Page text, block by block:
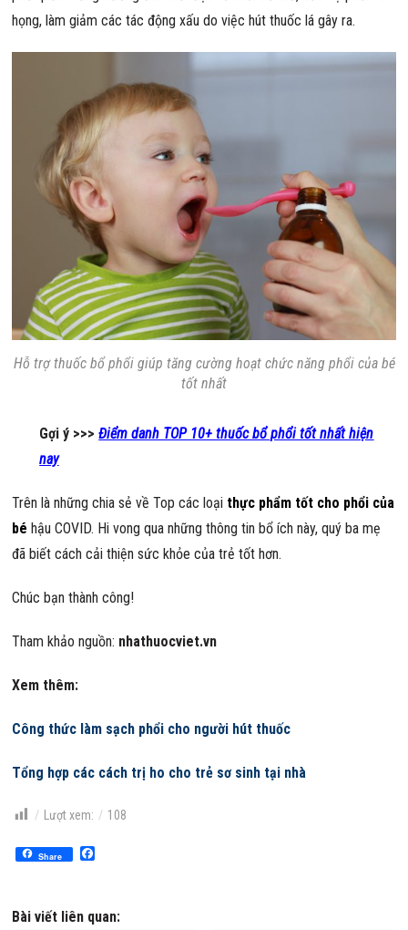
họng, làm giảm các tác động xấu do việc hút thuốc lá gây ra.
Hỗ trợ thuốc bổ phổi giúp tăng cường hoạt chức năng phổi của bé
tốt nhất
Gợi ý >>>Điểm danh TOP 10+ thuốc bổ phổi tốt nhất hiện
nay
Trên là những chia sẻ về Top các loại thực phẩm tốt cho phổi của
bé hậu COVID. Hi vong qua những thông tin bổ ích này, quý ba mẹ
đã biết cách cải thiện sức khỏe của trẻ tốt hơn.
Chúc bạn thành công!
Tham khảo nguồn: nhathuocviet.vn
Xem thêm:
Công thức làm sạch phổi cho người hút thuốc
Tổng hợp các cách trị ho cho trẻ sơ sinh tại nhà
Lượt xem: 108
Share
Bài viết liên quan: